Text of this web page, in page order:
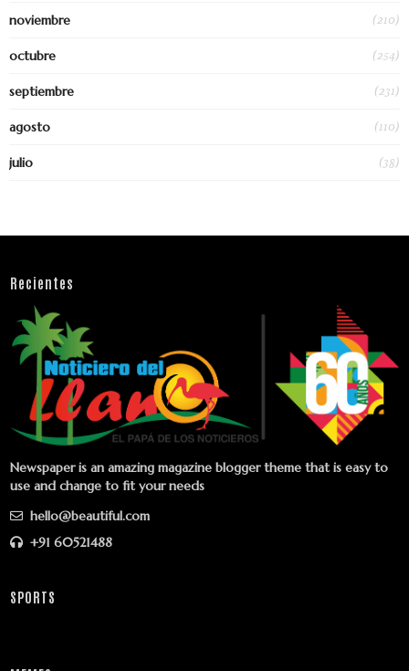
noviembre (210)
octubre (254)
septiembre (231)
agosto (110)
julio (38)
Recientes
Newspaper is an amazing magazine blogger theme that is easy to
use and change to fit your needs
hello@beautiful.com
+91 60521488
SPORTS